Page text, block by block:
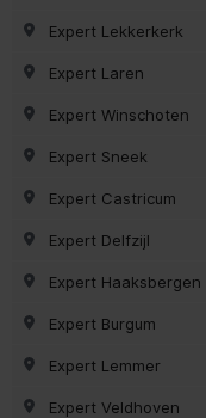
Expert Lekkerkerk
Expert Laren
Expert Winschoten
Expert Sneek
Expert Castricum
Expert Delfzijl
Expert Haaksbergen
Expert Burgum
Expert Lemmer
Expert Veldhoven